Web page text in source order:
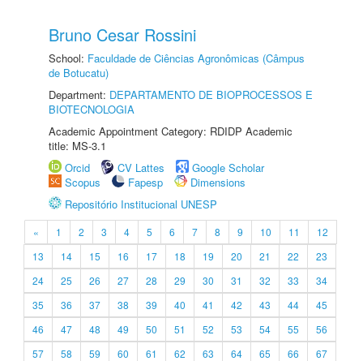
Bruno Cesar Rossini
School: Faculdade de Ciências Agronômicas (Câmpus
de Botucatu)
Department: DEPARTAMENTO DE BIOPROCESSOS E
BIOTECNOLOGIA
Academic Appointment Category: RDIDP Academic
title: MS-3.1
Orcid
CV Lattes
Google Scholar
Scopus
Fapesp
Dimensions
Repositório Institucional UNESP
« 1 2 3 4 5 6 7 8 9 10 11
12
13
14 15 16 17 18 19 20 21 22
23
24
25 26 27 28 29 30 31 32 33
34
35
36 37 38 39 40 41 42 43 44
45
46
47 48 49 50 51 52 53 54 55
56
57
58 59 60 61 62 63 64 65 66
67